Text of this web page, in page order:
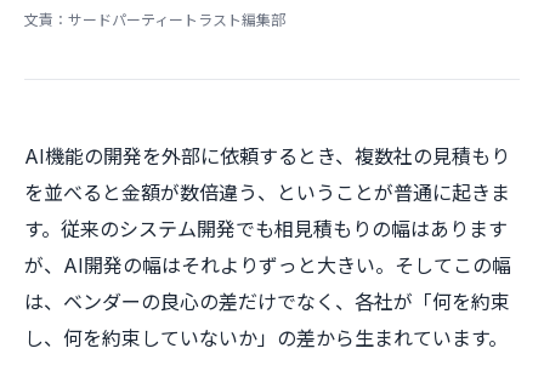
文責：サードパーティートラスト編集部
AI機能の開発を外部に依頼するとき、複数社の見積もり
を並べると金額が数倍違う、ということが普通に起きま
す。従来のシステム開発でも相見積もりの幅はあります
が、AI開発の幅はそれよりずっと大きい。そしてこの幅
は、ベンダーの良心の差だけでなく、各社が「何を約束
し、何を約束していないか」の差から生まれています。